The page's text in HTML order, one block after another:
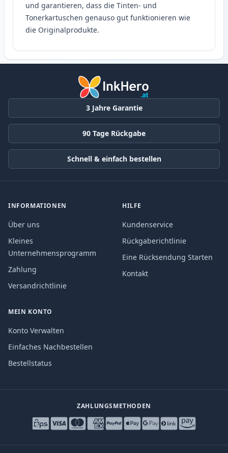
und garantieren, dass die Tinten- und
Tonerkartuschen genauso gut funktionieren wie
die Originalprodukte.
3 Jahre Garantie
90 Tage Rückgabe
Schnell & einfach bestellen
INFORMATIONEN
Über uns
Kleines
Unternehmensprogramm
Zahlung
Versandrichtlinie
HILFE
Kundenservice
Rückgaberichtlinie
Eine Rücksendung Starten
Kontakt
MEIN KONTO
Konto Verwalten
Einfaches Nachbestellen
Bestellstatus
ZAHLUNGSMETHODEN